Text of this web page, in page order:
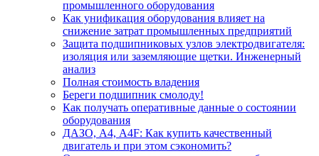
промышленного оборудования
Как унификация оборудования влияет на
снижение затрат промышленных предприятий
Защита подшипниковых узлов электродвигателя:
изоляция или заземляющие щетки. Инженерный
анализ
Полная стоимость владения
Береги подшипник смолоду!
Как получать оперативные данные о состоянии
оборудования
ДАЗО, А4, А4F: Как купить качественный
двигатель и при этом сэкономить?